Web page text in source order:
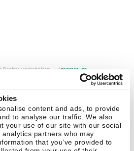
content and ads, to provide
to analyse our traffic. We also
your use of our site with our social
partners who may
that you’ve provided to
vorbehalten.
Impressum
Lizenzvereinbarung B2B
B2B-Vertriebspartner
Blog
Weitere Informationen